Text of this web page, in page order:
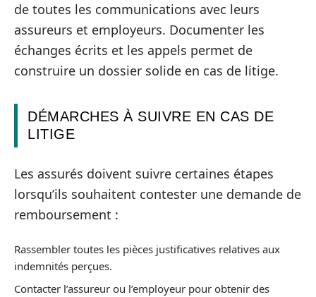
de toutes les communications avec leurs
assureurs et employeurs. Documenter les
échanges écrits et les appels permet de
construire un dossier solide en cas de litige.
DÉMARCHES À SUIVRE EN CAS DE
LITIGE
Les assurés doivent suivre certaines étapes
lorsqu’ils souhaitent contester une demande de
remboursement :
Rassembler toutes les pièces justificatives relatives aux
indemnités perçues.
Contacter l’assureur ou l’employeur pour obtenir des